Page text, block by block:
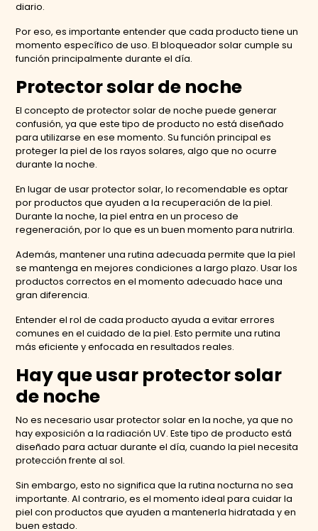
diario.
Por eso, es importante entender que cada producto tiene un
momento específico de uso. El bloqueador solar cumple su
función principalmente durante el día.
Protector solar de noche
El concepto de protector solar de noche puede generar
confusión, ya que este tipo de producto no está diseñado
para utilizarse en ese momento. Su función principal es
proteger la piel de los rayos solares, algo que no ocurre
durante la noche.
En lugar de usar protector solar, lo recomendable es optar
por productos que ayuden a la recuperación de la piel.
Durante la noche, la piel entra en un proceso de
regeneración, por lo que es un buen momento para nutrirla.
Además, mantener una rutina adecuada permite que la piel
se mantenga en mejores condiciones a largo plazo. Usar los
productos correctos en el momento adecuado hace una
gran diferencia.
Entender el rol de cada producto ayuda a evitar errores
comunes en el cuidado de la piel. Esto permite una rutina
más eficiente y enfocada en resultados reales.
Hay que usar protector solar
de noche
No es necesario usar protector solar en la noche, ya que no
hay exposición a la radiación UV. Este tipo de producto está
diseñado para actuar durante el día, cuando la piel necesita
protección frente al sol.
Sin embargo, esto no significa que la rutina nocturna no sea
importante. Al contrario, es el momento ideal para cuidar la
piel con productos que ayuden a mantenerla hidratada y en
buen estado.